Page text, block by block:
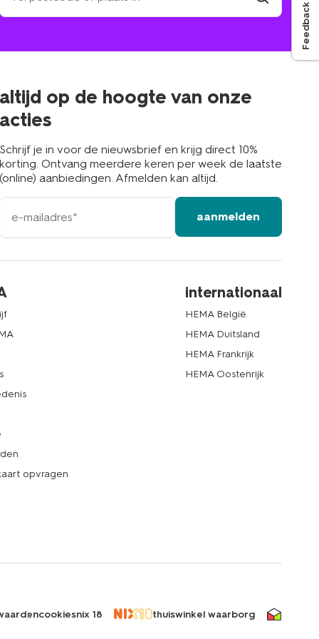
winkel
altijd op de hoogte van onze
acties
Schrijf je in voor de nieuwsbrief en krijg direct 10%
korting. Ontvang meerdere keren per week de laatste
(online) aanbiedingen. Afmelden kan altijd.
e-
mailadres
aanmelden
opvragen
internationaal
HEMA België
HEMA Duitsland
HEMA Frankrijk
HEMA Oostenrijk
cookiesnix 18 thuiswinkel waarborg
Feedback